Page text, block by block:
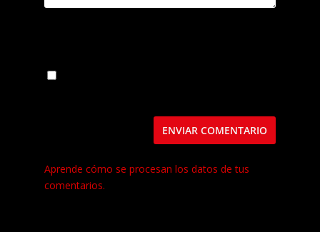
Aprende cómo se procesan los datos de tus
comentarios.